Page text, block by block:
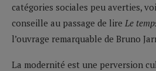
catégories sociales peu averties,
conseille au passage de lire Le
l’ouvrage remarquable de Bruno
La modernité est une perversion